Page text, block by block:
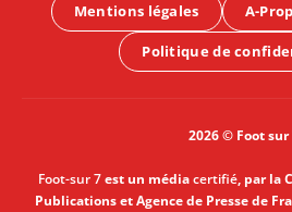
Mentions légales
A-
Politique de
2026 © Foot sur
Foot-sur 7est un médiacertifié, par la
Publications et Agence de Presse de